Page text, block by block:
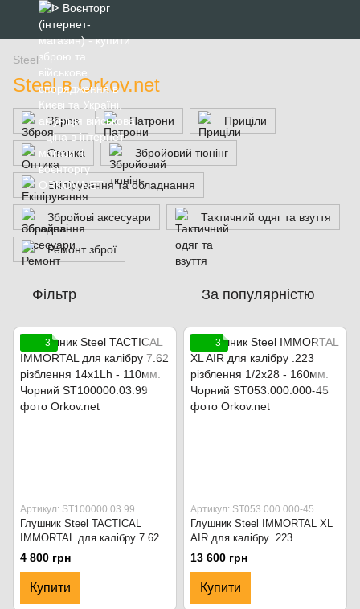
Steel
Steel в Orkov.net
Зброя Патрони Приціли
Оптика Збройовий тюнінг
Екіпірування та обладнання
Збройові аксесуари Тактичний одяг та взуття
Ремонт зброї
Фільтр За популярністю
3
Артикул: ST100000.03.99
Глушник Steel TACTICAL
IMMORTAL для калібру 7.62
різблення 14x1Lh - 110мм.
4 800 грн
Купити
3
Артикул: ST053.000.000-45
Глушник Steel IMMORTAL XL
AIR для калібру .223
різблення 1/2x28 - 160мм.
13 600 грн
Купити